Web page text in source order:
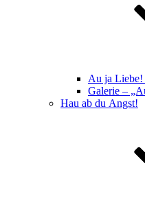
Au ja
Galerie –
Hau ab du Angst!